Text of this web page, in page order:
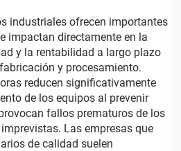
industriales ofrecen importantes
impactan directamente en la
y la rentabilidad a largo plazo
y procesamiento.
reducen significativamente
de los equipos al prevenir
fallos prematuros de los
Las empresas que
de calidad suelen